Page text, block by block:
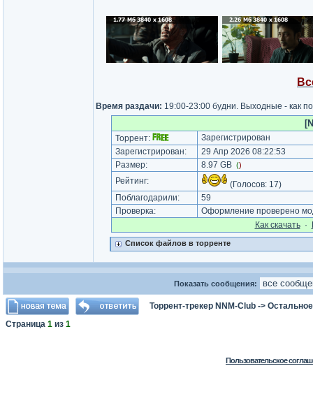
Время раздачи: 19:00-23:00 будни. Выходные - как
Торрент:
Зарегистрирован
Зарегистрирован:
29 Апр 2026 08:22:53
Размер:
8.97 GB ()
Рейтинг: (Голосов: 17)
Поблагодарили:
59
Проверка:
Оформление проверено
Как cкачать·
Список файлов в торренте
Показать сообщения:
Торрент-трекер NNM-Club -> Остальное
Страница 1 из 1
Пользовательское